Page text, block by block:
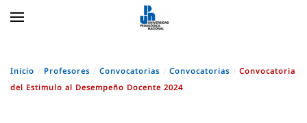
Inicio Profesores Convocatorias Convocatorias
Convocatoria
del Estimulo al Desempeño Docente 2024